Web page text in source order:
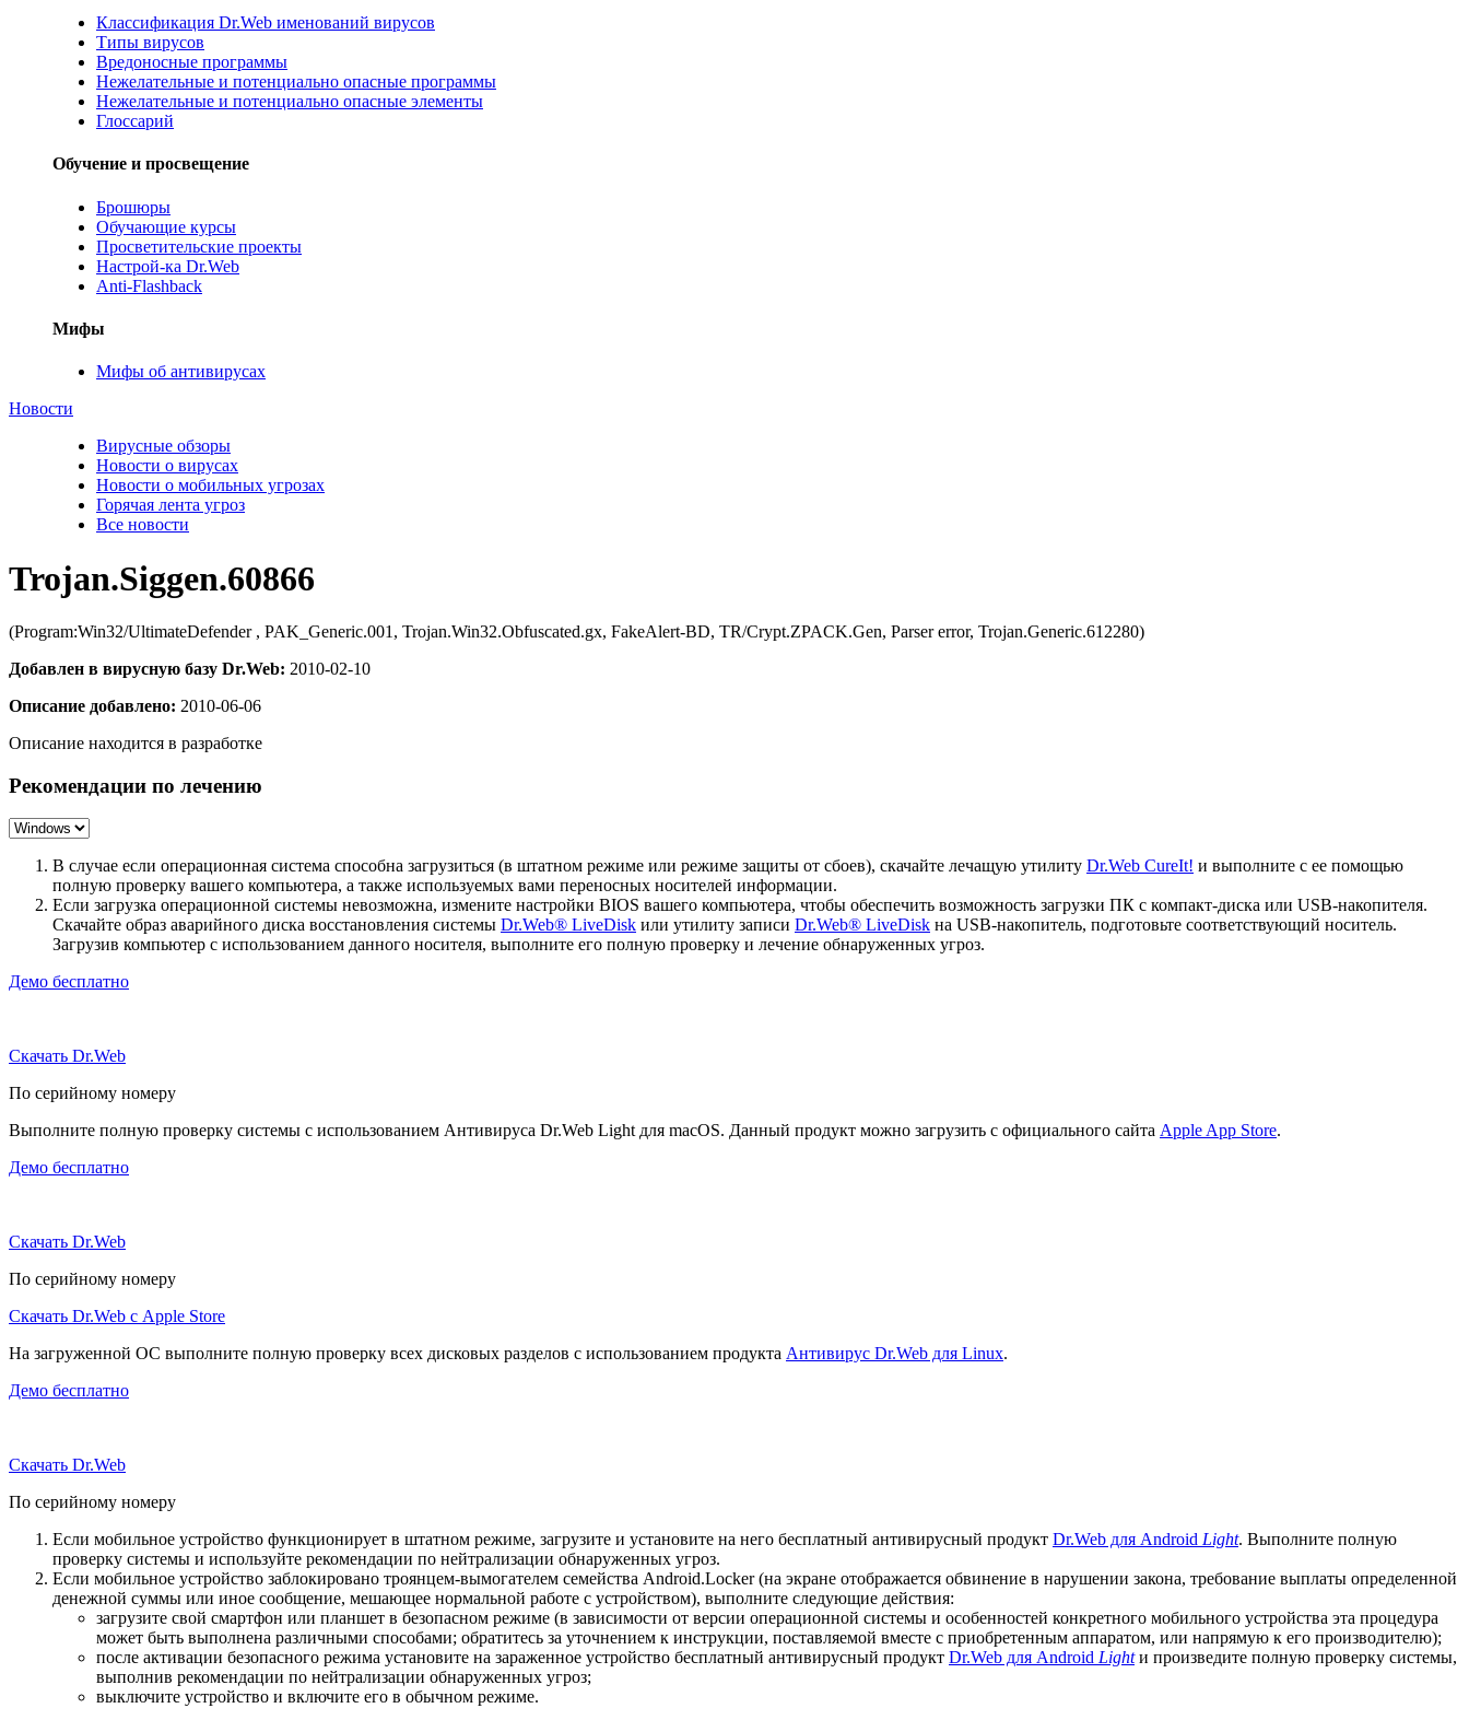
Классификация Dr.Web именований вирусов
Типы вирусов
Вредоносные программы
Нежелательные и потенциально опасные программы
Нежелательные и потенциально опасные элементы
Глоссарий
Обучение и просвещение
Брошюры
Обучающие курсы
Просветительские проекты
Настрой-ка Dr.Web
Anti-Flashback
Мифы
Мифы об антивирусах
Новости
Вирусные обзоры
Новости о вирусах
Новости о мобильных угрозах
Горячая лента угроз
Все новости
Trojan.Siggen.60866
(Program:Win32/UltimateDefender , PAK_Generic.001, Trojan.Win32.Obfuscated.gx, FakeAlert-BD, TR/Crypt.ZPACK.Gen, Parser error, Trojan.Generic.612280)
Добавлен в вирусную базу Dr.Web: 2010-02-10
Описание добавлено: 2010-06-06
Описание находится в разработке
Рекомендации по лечению
В случае если операционная система способна загрузиться (в штатном режиме или режиме защиты от сбоев), скачайте лечащую утилиту Dr.Web CureIt! и выполните с ее помощью
полную проверку вашего компьютера, а также используемых вами переносных носителей информации.
Если загрузка операционной системы невозможна, измените настройки BIOS вашего компьютера, чтобы обеспечить возможность загрузки ПК с компакт-диска или USB-накопителя.
Скачайте образ аварийного диска восстановления системы Dr.Web® LiveDisk или утилиту записи Dr.Web® LiveDisk на USB-накопитель, подготовьте соответствующий носитель.
Загрузив компьютер с использованием данного носителя, выполните его полную проверку и лечение обнаруженных угроз.
Демо бесплатно
Скачать Dr.Web
По серийному номеру
Выполните полную проверку системы с использованием Антивируса Dr.Web Light для macOS. Данный продукт можно загрузить с официального сайта Apple App Store.
Демо бесплатно
Скачать Dr.Web
По серийному номеру
Скачать Dr.Web с Apple Store
На загруженной ОС выполните полную проверку всех дисковых разделов с использованием продукта Антивирус Dr.Web для Linux.
Демо бесплатно
Скачать Dr.Web
По серийному номеру
Если мобильное устройство функционирует в штатном режиме, загрузите и установите на него бесплатный антивирусный продукт Dr.Web для Android Light. Выполните полную
проверку системы и используйте рекомендации по нейтрализации обнаруженных угроз.
Если мобильное устройство заблокировано троянцем-вымогателем семейства Android.Locker (на экране отображается обвинение в нарушении закона, требование выплаты определенной
денежной суммы или иное сообщение, мешающее нормальной работе с устройством), выполните следующие действия:
загрузите свой смартфон или планшет в безопасном режиме (в зависимости от версии операционной системы и особенностей конкретного мобильного устройства эта процедура
может быть выполнена различными способами; обратитесь за уточнением к инструкции, поставляемой вместе с приобретенным аппаратом, или напрямую к его производителю);
после активации безопасного режима установите на зараженное устройство бесплатный антивирусный продукт Dr.Web для Android Lightи произведите полную проверку системы,
выполнив рекомендации по нейтрализации обнаруженных угроз;
выключите устройство и включите его в обычном режиме.